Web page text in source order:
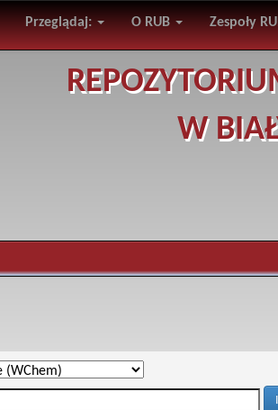
Przeglądaj: O RUB Zespoły
W